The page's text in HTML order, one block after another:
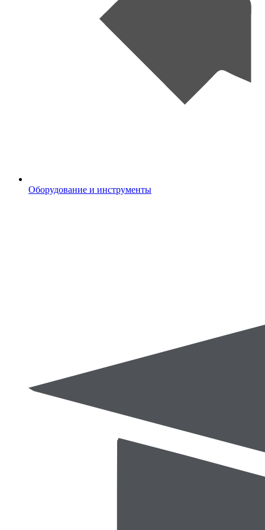
Оборудование и инструменты